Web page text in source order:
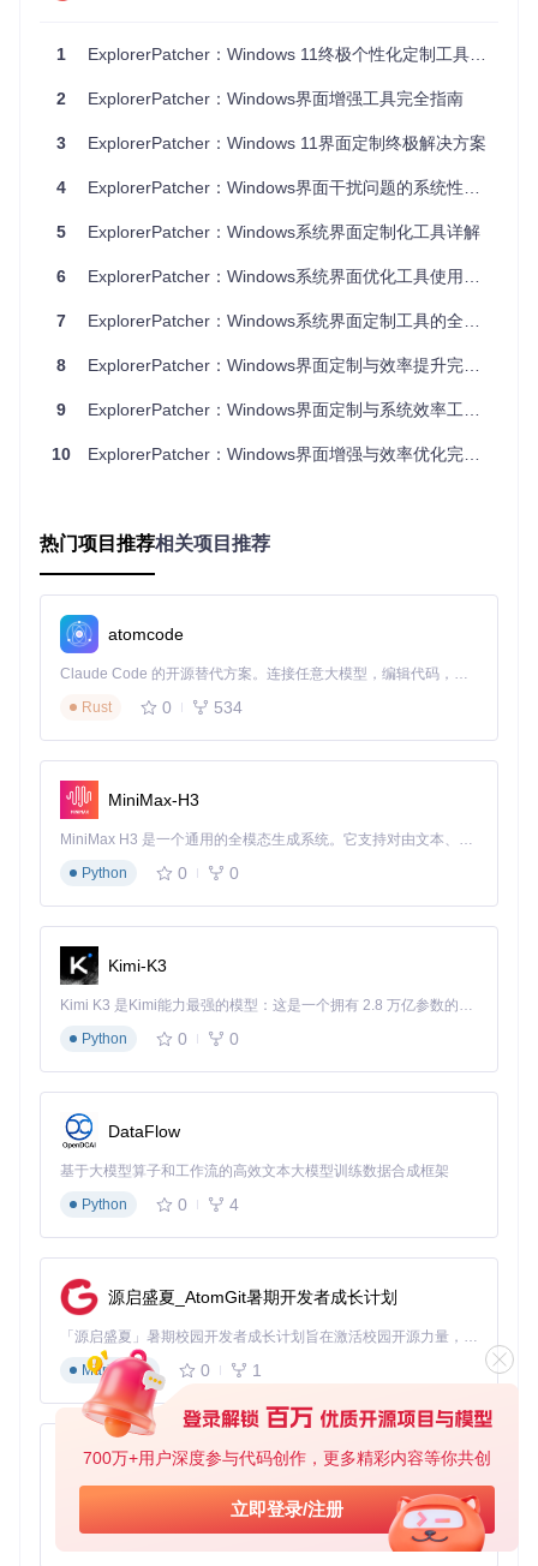
700万+用户深度参与代码创作，更多精彩内容等你共创
立即登录/注册
至少100MB可用磁盘空间
创建系统还原点（「控制面板→系统→系统保护→创建」）
「专家笔记」：创建还原点是保护系统安全的重要步骤，虽然
异。还原点就像装修前的家具保护措施，让你在需要时能恢复
1.3 5步极速部署：从获取到验证的完整流程
从未安装过系统定制工具？按照以下步骤，即使是技术新手也
打开终端，执行以下命令克隆项目仓库：
git clone https://gitcode.com/GitHub_Trendin
g/ex/ExplorerPatcher
进入安装目录
通过文件资源管理器导航至下载的项目文件夹
启动安装程序
完成初始化
安装过程中系统会自动重启资源管理器，出现短暂黑屏属
验证安装结果
graph LR
    A[获取安装包] --> B[进入安装目录]
    B --> C[运行ep_setup.exe]
    C --> D[自动重启资源管理器]
二、场景落地：三大核心功能实战指南
2.1 3步打造高效任务栏：从混乱到有序的转变
过3个简单步骤，将任务栏改造成高效的工作中枢：
图标混乱？经典布局一键恢复
传统方式：Windows 11默认任务栏图标居中，无法调整位置
和大小
工具方案：「任务栏右键→属性→任务栏样式→选择"Window
s 10风格"」，立即恢复熟悉的左对齐布局，同时获得图标大小
和间距的调整权限
传统方式：大量打开的窗口导致任务栏拥挤不堪
工具方案：「任务栏设置→按钮行为→合并方式」，提供三种
1 ExplorerPatcher：Windows 11终极个性化定制工具完全指南
2 ExplorerPatcher：Windows界面增强工具完全指南
3 ExplorerPatcher：Windows 11界面定制终极解决方案
4 ExplorerPatcher：Windows界面干扰问题的系统性解决方案
5 ExplorerPatcher：Windows系统界面定制化工具详解
6 ExplorerPatcher：Windows系统界面优化工具使用指南
7 ExplorerPatcher：Windows系统界面定制工具的全方位应用指南
8 ExplorerPatcher：Windows界面定制与效率提升完全指南
9 ExplorerPatcher：Windows界面定制与系统效率工具完全指南
10 ExplorerPatcher：Windows界面增强与效率优化完全指南
热门项目推荐相关项目推荐
atomcode
Claude Code 的开源替代方案。连接任意大模型，编辑代码，运行命令，自动验证 — 全自动执行。用 Rust 构建，极致性能。 ｜ An open-source alternative to Claude Code. Connect any LLM, edit code, run commands, and verify changes — autonomously. Built in Rust for speed. Get Started
Rust
0 534
MiniMax-H3
MiniMax H3 是一个通用的全模态生成系统。它支持对由文本、图像、视频和音频组成的多模态上下文进行统一理解，并能生成分辨率高达 2K、时长可达 15 秒的带原生立体声音频的视频。得益于面向任务泛化的系统设计，H3 在预训练阶段就已具备广泛的多模态上下文理解与生成能力，能够出色地执行复杂的多模态指令。
Python
0 0
Kimi-K3
Kimi K3 是Kimi能力最强的模型：这是一个拥有 2.8 万亿参数的混合专家（MoE）模型，具备原生视觉理解能力，并支持 100 万 token 的上下文窗口。
Python
0 0
DataFlow
基于大模型算子和工作流的高效文本大模型训练数据合成框架
Python
0 4
源启盛夏_AtomGit暑期开发者成长计划
「源启盛夏」暑期校园开发者成长计划旨在激活校园开源力量，通过积分激励、认证扶持、资源倾斜等形式，引导高校组织和开发者完成「入驻 — 建项目 — 做贡献 — 获认证 — 得资源」的完整闭环。无论你是想带领社团入驻平台的组织者，还是希望用代码贡献证明自己的开发者，都能在这里找到属于你的成长路径。
Markdown
0 1
py-xiaozhi
基于Python的Xiaozhi AI，适用于想要完整Xiaozhi体验而无需拥有专用硬件的用户。
Python
0 1